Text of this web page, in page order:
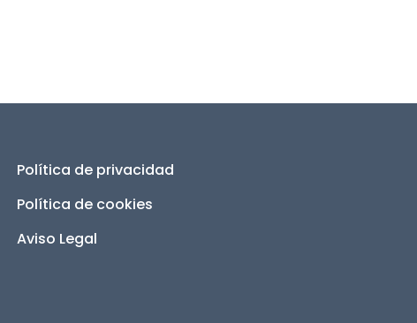
Política de privacidad
Política de cookies
Aviso Legal